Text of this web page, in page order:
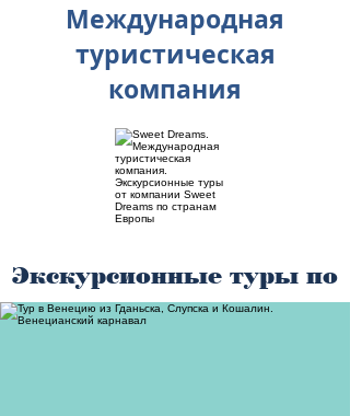
Международная
туристическая
компания
Экскурсионные туры по
странам Европы